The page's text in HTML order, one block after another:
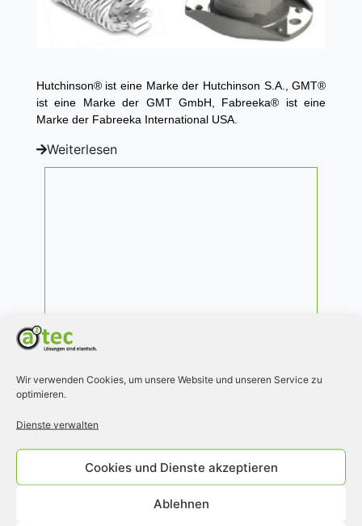
Wir verwenden Cookies, um unsere Website und unseren Service zu
optimieren.
Dienste verwalten
Cookies und Dienste akzeptieren
Ablehnen
Hutchinson® ist eine Marke der Hutchinson S.A., GMT®
ist eine Marke der GMT GmbH, Fabreeka® ist eine
Marke der Fabreeka International USA.
Weiterlesen
Federisolatoren, Elastomerdämpfer
Alle Produkte von Hutchinson®
Stop-Choc